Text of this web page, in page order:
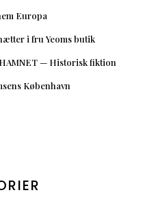
Europa
i fru Yeoms butik
— Historisk fiktion
København